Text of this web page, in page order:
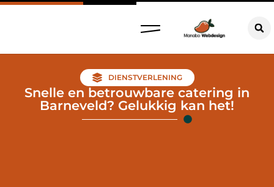
DIENSTVERLENING
Snelle en betrouwbare catering in
Barneveld? Gelukkig kan het!